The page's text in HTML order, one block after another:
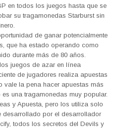
en todos los juegos hasta que se
su tragamonedas Starburst sin
de ganar potencialmente
que ha estado operando como
durante más de 80 años.
juegos de azar en línea
de jugadores realiza apuestas
vale la pena hacer apuestas más
una tragamonedas muy popular.
y Apuesta, pero los utiliza solo
desarrollado por el desarrollador
todos los secretos del Devils y